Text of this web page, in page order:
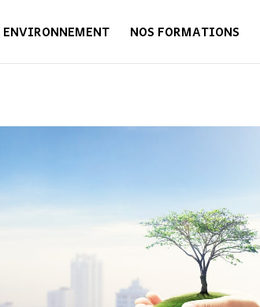
ENVIRONNEMENT NOS FORMATIONS